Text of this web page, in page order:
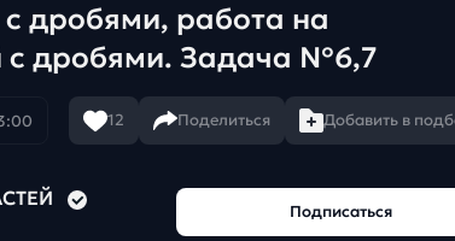
дробями, работа на
с дробями. Задача №6,7
12 Поделиться Добавить в
Подписаться